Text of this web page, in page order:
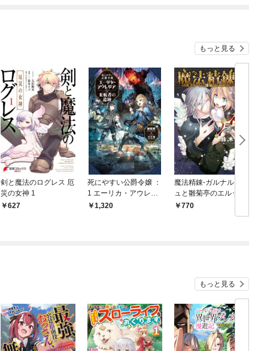
もっと見る
剣と魔法のログレス 厄
災の女神 1
627
死にやすい公爵令嬢 ：
1 エーリカ・アウレリ
アと来航者の遺跡
1,320
魔法精錬-ガルナルージ
ュと雛菊亭のエルッカ-
(1)770
もっと見る